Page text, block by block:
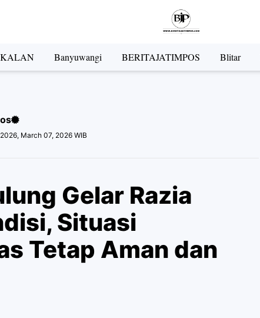
Banyuwangi BERITAJATIMPOS Blitar
March 07, 2026 WIB
Gelar Razia
Situasi
Tetap Aman dan